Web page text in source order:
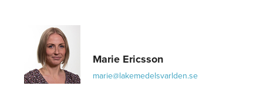
Marie Ericsson
marie@lakemedelsvarlden.se